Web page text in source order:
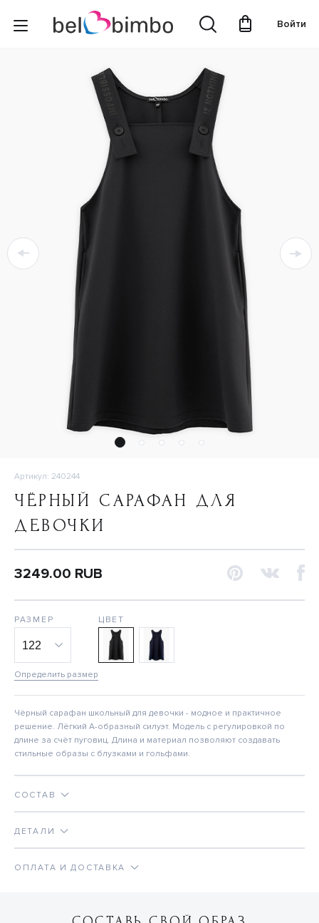
Войти
Артикул: 240244
ЧЁРНЫЙ САРАФАН ДЛЯ
ДЕВОЧКИ
3249.00 RUB
РАЗМЕР
Определить размер
ЦВЕТ
Чёрный сарафан школьный для девочки - модное и практичное
решение. Лёгкий А-образный силуэт. Модель с регулировкой по
длине за счёт пуговиц. Длина и материал позволяют создавать
стильные образы с блузками и гольфами.
СОСТАВ
ДЕТАЛИ
ОПЛАТА И ДОСТАВКА